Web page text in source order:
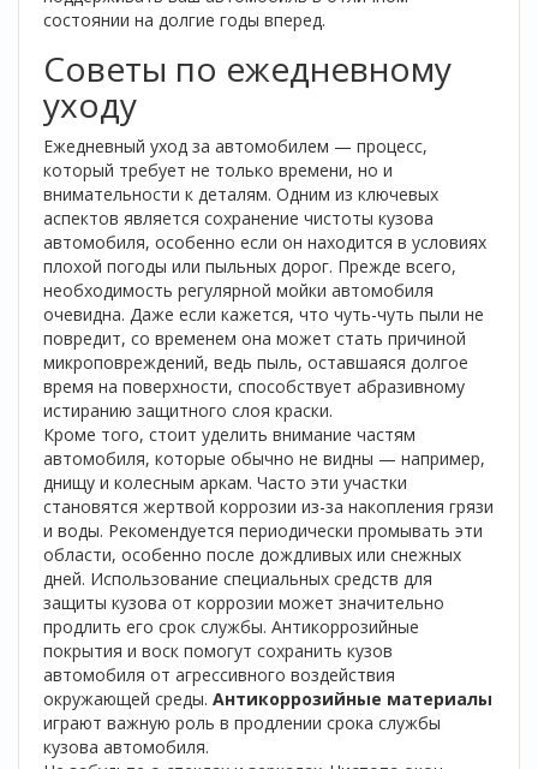
состоянии на долгие годы вперед.
Советы по ежедневному
уходу
Ежедневный уход за автомобилем — процесс,
который требует не только времени, но и
внимательности к деталям. Одним из ключевых
аспектов является сохранение чистоты кузова
автомобиля, особенно если он находится в условиях
плохой погоды или пыльных дорог. Прежде всего,
необходимость регулярной мойки автомобиля
очевидна. Даже если кажется, что чуть-чуть пыли не
повредит, со временем она может стать причиной
микроповреждений, ведь пыль, оставшаяся долгое
время на поверхности, способствует абразивному
истиранию защитного слоя краски.
Кроме того, стоит уделить внимание частям
автомобиля, которые обычно не видны — например,
днищу и колесным аркам. Часто эти участки
становятся жертвой коррозии из-за накопления грязи
и воды. Рекомендуется периодически промывать эти
области, особенно после дождливых или снежных
дней. Использование специальных средств для
защиты кузова от коррозии может значительно
продлить его срок службы. Антикоррозийные
покрытия и воск помогут сохранить кузов
автомобиля от агрессивного воздействия
окружающей среды. Антикоррозийные материалы
играют важную роль в продлении срока службы
кузова автомобиля.